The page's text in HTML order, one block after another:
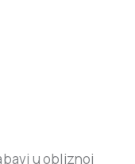
u obliznoj